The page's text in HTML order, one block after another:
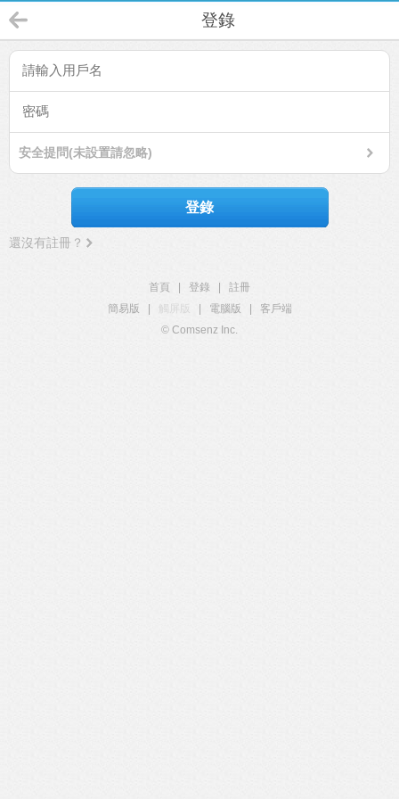
登錄
安全提問(未設置請忽略)
登錄
還沒有註冊？
首頁 登錄
註冊
簡易版
觸屏版 電腦版
客戶端
© Comsenz Inc.